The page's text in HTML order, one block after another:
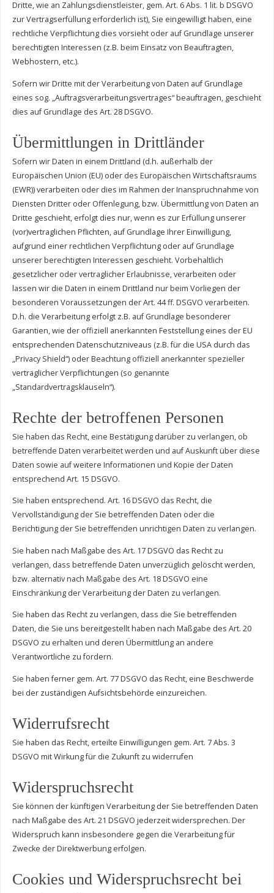
Dritte, wie an Zahlungsdienstleister, gem. Art. 6 Abs. 1 lit. b DSGVO
zur Vertragserfüllung erforderlich ist), Sie eingewilligt haben, eine
rechtliche Verpflichtung dies vorsieht oder auf Grundlage unserer
berechtigten Interessen (z.B. beim Einsatz von Beauftragten,
Webhostern, etc.).
Sofern wir Dritte mit der Verarbeitung von Daten auf Grundlage
eines sog. „Auftragsverarbeitungsvertrages“ beauftragen, geschieht
dies auf Grundlage des Art. 28 DSGVO.
Übermittlungen in Drittländer
Sofern wir Daten in einem Drittland (d.h. außerhalb der
Europäischen Union (EU) oder des Europäischen Wirtschaftsraums
(EWR)) verarbeiten oder dies im Rahmen der Inanspruchnahme von
Diensten Dritter oder Offenlegung, bzw. Übermittlung von Daten an
Dritte geschieht, erfolgt dies nur, wenn es zur Erfüllung unserer
(vor)vertraglichen Pflichten, auf Grundlage Ihrer Einwilligung,
aufgrund einer rechtlichen Verpflichtung oder auf Grundlage
unserer berechtigten Interessen geschieht. Vorbehaltlich
gesetzlicher oder vertraglicher Erlaubnisse, verarbeiten oder
lassen wir die Daten in einem Drittland nur beim Vorliegen der
besonderen Voraussetzungen der Art. 44 ff. DSGVO verarbeiten.
D.h. die Verarbeitung erfolgt z.B. auf Grundlage besonderer
Garantien, wie der offiziell anerkannten Feststellung eines der EU
entsprechenden Datenschutzniveaus (z.B. für die USA durch das
„Privacy Shield“) oder Beachtung offiziell anerkannter spezieller
vertraglicher Verpflichtungen (so genannte
„Standardvertragsklauseln“).
Rechte der betroffenen Personen
Sie haben das Recht, eine Bestätigung darüber zu verlangen, ob
betreffende Daten verarbeitet werden und auf Auskunft über diese
Daten sowie auf weitere Informationen und Kopie der Daten
entsprechend Art. 15 DSGVO.
Sie haben entsprechend. Art. 16 DSGVO das Recht, die
Vervollständigung der Sie betreffenden Daten oder die
Berichtigung der Sie betreffenden unrichtigen Daten zu verlangen.
Sie haben nach Maßgabe des Art. 17 DSGVO das Recht zu
verlangen, dass betreffende Daten unverzüglich gelöscht werden,
bzw. alternativ nach Maßgabe des Art. 18 DSGVO eine
Einschränkung der Verarbeitung der Daten zu verlangen.
Sie haben das Recht zu verlangen, dass die Sie betreffenden
Daten, die Sie uns bereitgestellt haben nach Maßgabe des Art. 20
DSGVO zu erhalten und deren Übermittlung an andere
Verantwortliche zu fordern.
Sie haben ferner gem. Art. 77 DSGVO das Recht, eine Beschwerde
bei der zuständigen Aufsichtsbehörde einzureichen.
Widerrufsrecht
Sie haben das Recht, erteilte Einwilligungen gem. Art. 7 Abs. 3
DSGVO mit Wirkung für die Zukunft zu widerrufen
Widerspruchsrecht
Sie können der künftigen Verarbeitung der Sie betreffenden Daten
nach Maßgabe des Art. 21 DSGVO jederzeit widersprechen. Der
Widerspruch kann insbesondere gegen die Verarbeitung für
Zwecke der Direktwerbung erfolgen.
Cookies und Widerspruchsrecht bei